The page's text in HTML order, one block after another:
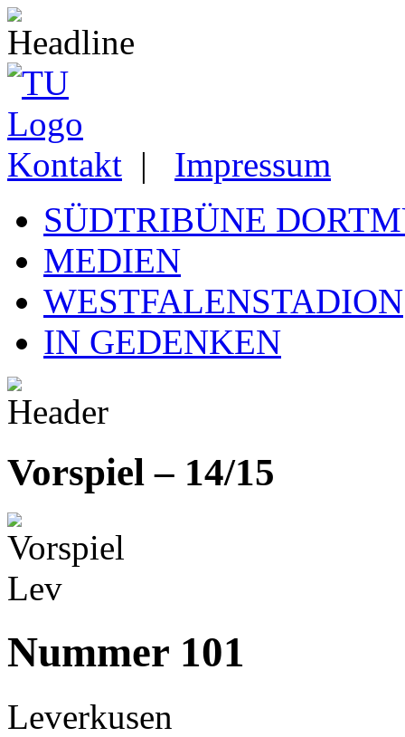
Kontakt | Impressum
SÜDTRIBÜNE
MEDIEN
WESTFALENSTADION
IN GEDENKEN
Vorspiel – 14/15
Nummer 101
Leverkusen